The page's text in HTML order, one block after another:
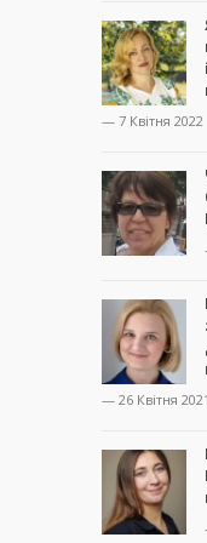
— 7 Квітня 2022
— 26 Квітня 2021